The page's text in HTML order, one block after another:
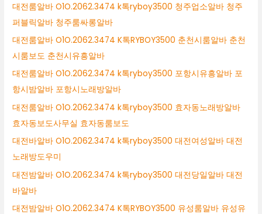
대전룸알바 O1O.2062.3474 k톡ryboy3500 청주업소알바 청주
퍼블릭알바 청주룸싸롱알바
대전룸알바 O1O.2062.3474 K톡RYBOY3500 춘천시룸알바 춘천
시룸보도 춘천시유흥알바
대전룸알바 O1O.2062.3474 k톡ryboy3500 포항시유흥알바 포
항시밤알바 포항시노래방알바
대전룸알바 O1O.2062.3474 k톡ryboy3500 효자동노래방알바
효자동보도사무실 효자동룸보도
대전바알바 O1O.2062.3474 k톡ryboy3500 대전여성알바 대전
노래방도우미
대전밤알바 O1O.2062.3474 k톡ryboy3500 대전당일알바 대전
바알바
대전밤알바 O1O.2062.3474 K톡RYBOY3500 유성룸알바 유성유